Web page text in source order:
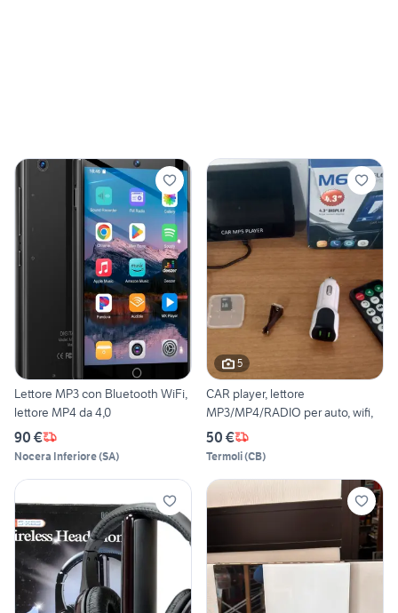
Lettore MP3 con Bluetooth WiFi,
lettore MP4 da 4,0
90 €
Nocera Inferiore(SA)
5
CAR player, lettore
MP3/MP4/RADIO per auto, wifi,
50 €
Termoli(CB)